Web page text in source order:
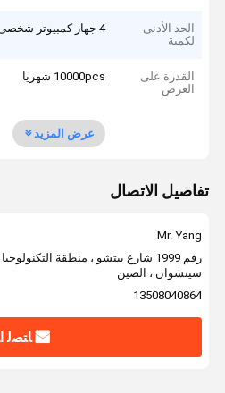
الحد الأدنى
لكمية
4 جهاز كمبيوتر شخصى
القدرة على
العرض
10000pcs شهريا
عرض المزيد
تفاصيل الاتصال
Mr. Yang
رقم 1999 شارع ييتشو ، منطقة
سيتشوان ، الصين
13508040864
ﺎﺘﺼﻟ